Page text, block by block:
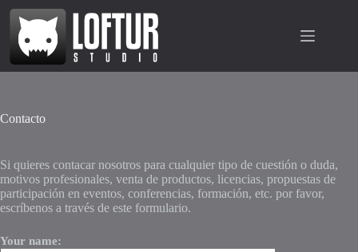
Saltar
contenido
Contacto
Si quieres contacar nosotros para cualquier tipo de cuestión o duda,
motivos profesionales, venta de productos, licencias, propuestas de
participación en eventos, conferencias, formación, etc. por favor,
escríbenos a través de este formulario.
Your name: